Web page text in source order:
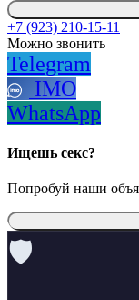
+7 (923) 210-15-11
Можно звонить
Telegram
IMO
WhatsApp
Ищешь секс?
Попробуй наши
🛡